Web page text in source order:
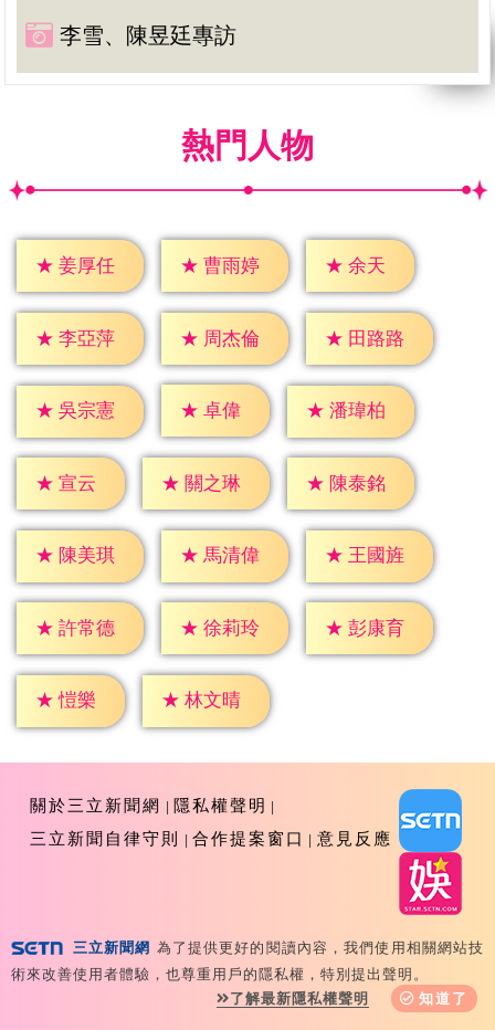
李雪、陳昱廷專訪
熱門人物
★ 姜厚任 ★ 曹雨婷 ★ 余天
★ 李亞萍 ★ 周杰倫 ★ 田路路
★ 吳宗憲 ★ 卓偉 ★ 潘瑋柏
★ 宣云 ★ 關之琳 ★ 陳泰銘
★ 陳美琪 ★ 馬清偉 ★ 王國旌
★ 許常德 ★ 徐莉玲 ★ 彭康育
★ 愷樂 ★ 林文晴
關於三立新聞網
隱私權聲明
三立新聞自律守則
合作提案窗口 意見反應
Copyright ©2026 Sanlih E-Television All Rights
Reserved 版權所有 盜用必究 台北市內湖區舊宗路一段159
號 02-8792-8888
三立新聞網 為了提供更好的閱讀內容，我們使用相關網站技
術來改善使用者體驗，也尊重用戶的隱私權，特別提出聲明。
了解最新隱私權聲明
知道了